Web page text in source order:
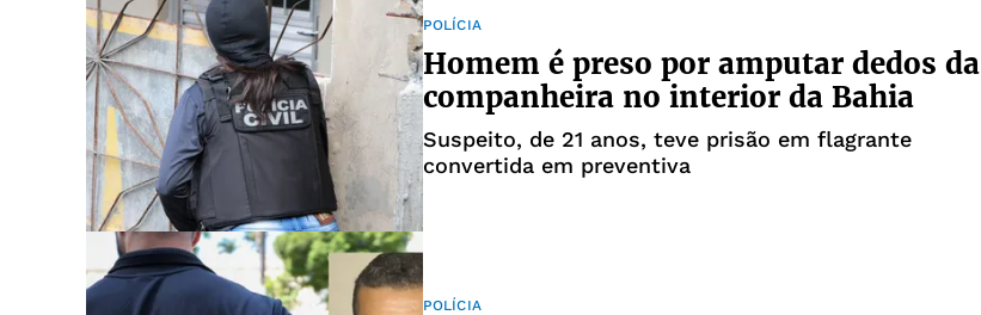
POLÍCIA
Homem é preso por amputar dedos da
companheira no interior da Bahia
Suspeito, de 21 anos, teve prisão em flagrante
convertida em preventiva
POLÍCIA